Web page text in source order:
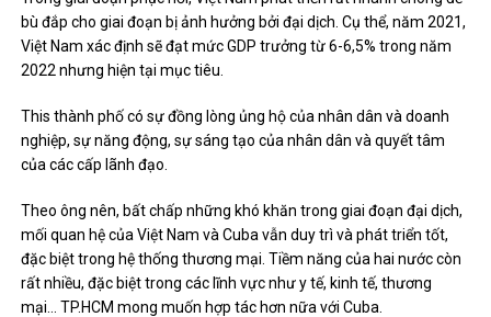
bù đắp cho giai đoạn bị ảnh hưởng bởi đại dịch. Cụ thể, năm 2021,
Việt Nam xác định sẽ đạt mức GDP trưởng từ 6-6,5% trong năm
2022 nhưng hiện tại mục tiêu.
This thành phố có sự đồng lòng ủng hộ của nhân dân và doanh
nghiệp, sự năng động, sự sáng tạo của nhân dân và quyết tâm
của các cấp lãnh đạo.
Theo ông nên, bất chấp những khó khăn trong giai đoạn đại dịch,
mối quan hệ của Việt Nam và Cuba vẫn duy trì và phát triển tốt,
đặc biệt trong hệ thống thương mại. Tiềm năng của hai nước còn
rất nhiều, đặc biệt trong các lĩnh vực như y tế, kinh tế, thương
mại… TP.HCM mong muốn hợp tác hơn nữa với Cuba.